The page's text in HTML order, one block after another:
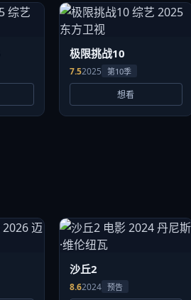
极限挑战10
7.52025 第10季
想看
沙丘2
8.62024 预告